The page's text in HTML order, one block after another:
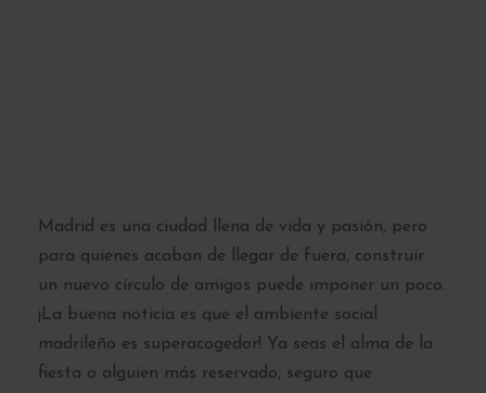
Madrid es una ciudad llena de vida y pasión, pero
para quienes acaban de llegar de fuera, construir
un nuevo círculo de amigos puede imponer un poco.
¡La buena noticia es que el ambiente social
madrileño es superacogedor! Ya seas el alma de la
fiesta o alguien más reservado, seguro que